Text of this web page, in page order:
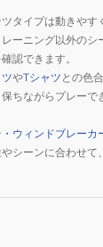
タイプは動きや
ーニング以外の
認できます。
やTシャツ との色
ちながらプレーで
・ウィンドブレーカ
ーンに合わせて